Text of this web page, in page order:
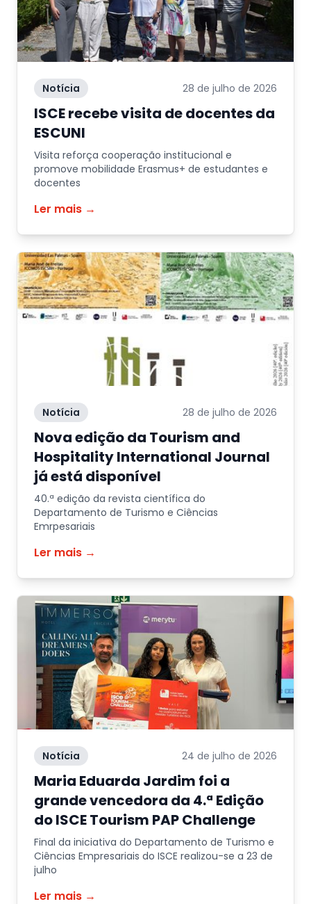
Notícia 28 de julho de 2026
ISCE recebe visita de docentes da
ESCUNI
Visita reforça cooperação institucional e
promove mobilidade Erasmus+ de estudantes e
docentes
Ler mais →
Notícia 28 de julho de 2026
Nova edição da Tourism and
Hospitality International Journal
já está disponível
40.ª edição da revista científica do
Departamento de Turismo e Ciências
Emrpesariais
Ler mais →
Notícia 24 de julho de 2026
Maria Eduarda Jardim foi a
grande vencedora da 4.ª Edição
do ISCE Tourism PAP Challenge
Final da iniciativa do Departamento de Turismo e
Ciências Empresariais do ISCE realizou-se a 23 de
julho
Ler mais →